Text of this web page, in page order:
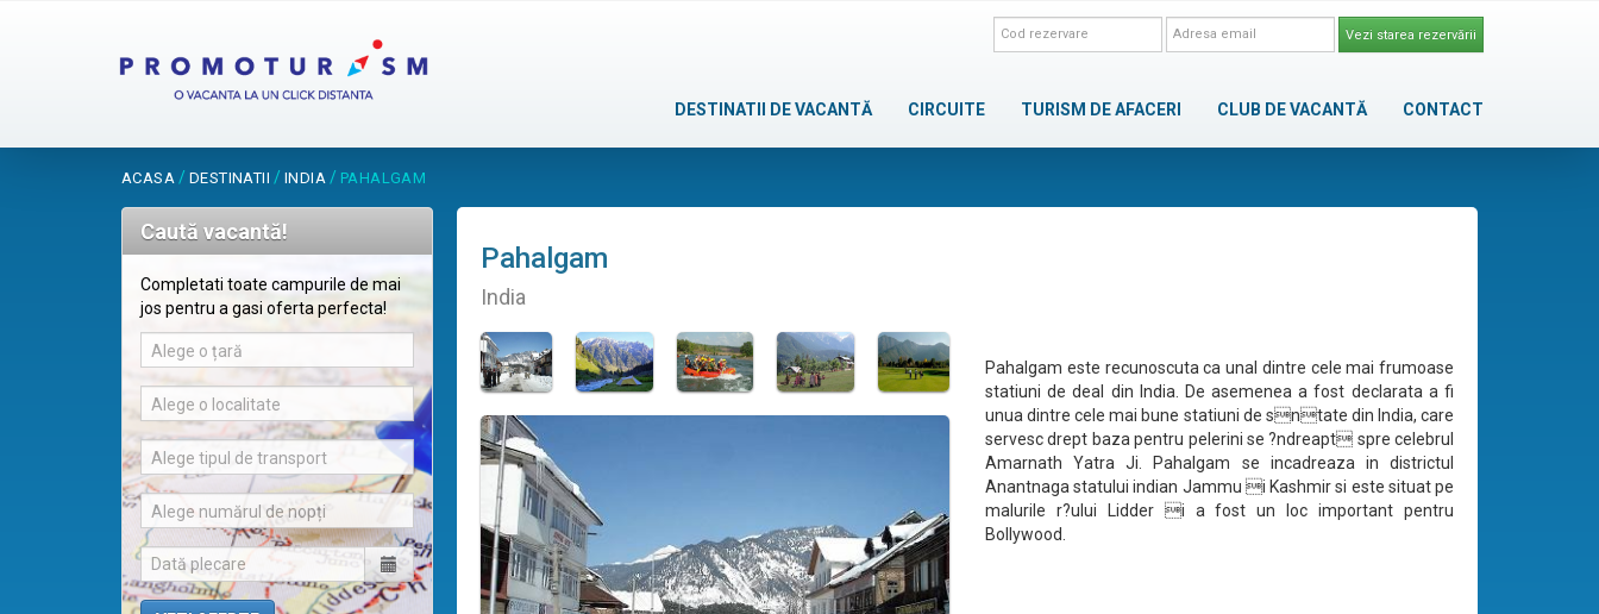
Vezi starea rezervării
DESTINATII DE VACANTĂ CIRCUITE TURISM DE AFACERI CLUB DE VACANTĂ CONTACT
ACASA / DESTINATII / INDIA / PAHALGAM
Caută vacantă!
Completati toate campurile de mai
jos pentru a gasi oferta perfecta!
Alege o țară
Alege o localitate
Alege tipul de transport
Alege numărul de nopți
Pahalgam
India
Pahalgam este recunoscuta ca unal dintre cele mai frumoase
statiuni de deal din India. De asemenea a fost declarata a fi
unua dintre cele mai bune statiuni de sntate din India, care
servesc drept baza pentru pelerini se ?ndreapt spre celebrul
Amarnath Yatra Ji. Pahalgam se incadreaza in districtul
Anantnaga statului indian Jammu i Kashmir si este situat pe
malurile r?ului Lidder i a fost un loc important pentru
Bollywood.